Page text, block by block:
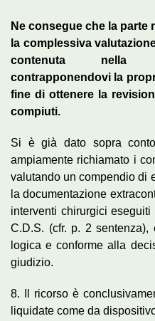
Ne consegue che la
la complessiva
contenuta nella
contrapponendovi la
fine di ottenere la
compiuti.
Si è già dato sopra
ampiamente richiamato i
valutando un compendio di
la documentazione
interventi chirurgici
C.D.S. (cfr. p. 2
logica e conforme alla
giudizio.
8. Il ricorso è
liquidate come da